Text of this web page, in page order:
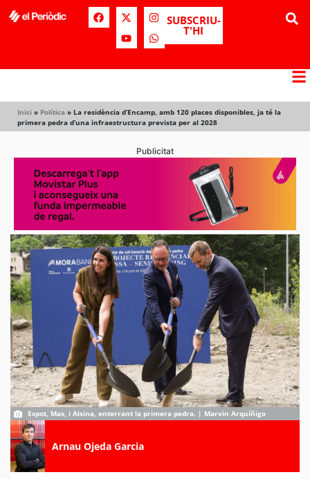
SUBSCRIU-
T'HI
Inici » Política » La residència d’Encamp, amb 120 places disponibles, ja té la
primera pedra d’una infraestructura prevista per al 2028
Publicitat
Espot, Mas, i Alsina, enterrant la primera pedra. | Marvin Arquíñigo
Arnau Ojeda Garcia